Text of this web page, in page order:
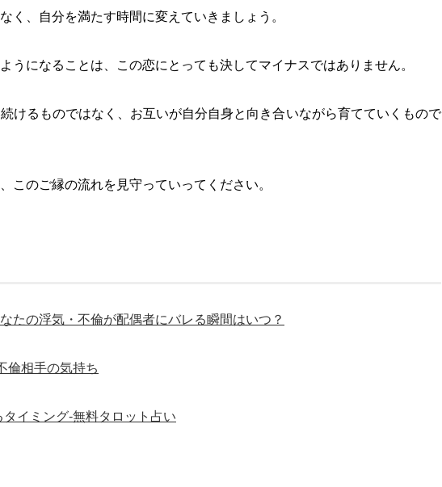
く、自分を満たす時間に変えていきましょう。
うになることは、この恋にとっても決してマイナスではありません。
けるものではなく、お互いが自分自身と向き合いながら育てていくもので
このご縁の流れを見守っていってください。
たの浮気・不倫が配偶者にバレる瞬間はいつ？
倫相手の気持ち
イミング-無料タロット占い